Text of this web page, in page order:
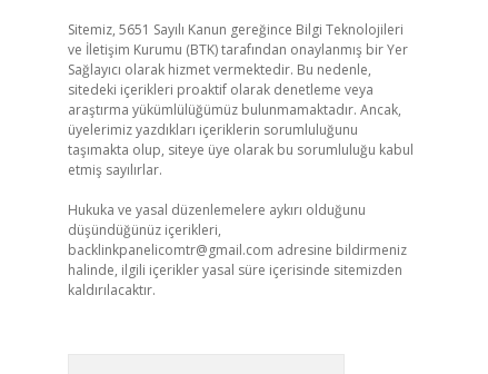
Sitemiz, 5651 Sayılı Kanun gereğince Bilgi Teknolojileri
ve İletişim Kurumu (BTK) tarafından onaylanmış bir Yer
Sağlayıcı olarak hizmet vermektedir. Bu nedenle,
sitedeki içerikleri proaktif olarak denetleme veya
araştırma yükümlülüğümüz bulunmamaktadır. Ancak,
üyelerimiz yazdıkları içeriklerin sorumluluğunu
taşımakta olup, siteye üye olarak bu sorumluluğu kabul
etmiş sayılırlar.
Hukuka ve yasal düzenlemelere aykırı olduğunu
düşündüğünüz içerikleri,
backlinkpanelicomtr@gmail.com adresine bildirmeniz
halinde, ilgili içerikler yasal süre içerisinde sitemizden
kaldırılacaktır.